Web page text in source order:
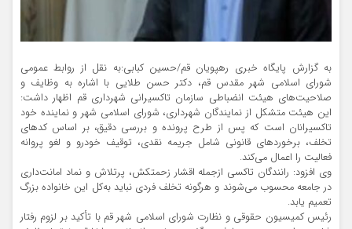
به گزارش پایگاه خبری رهپویان قم/حسین کبابی:به نقل از روابط عمومی
شورای اسلامی شهر مقدس قم، دکتر حسن طلایی با اشاره به وظایف و
صلاحیت‌های هیئت انضباطی سازمان تاکسیرانی شهرداری قم اظهار داشت:
این هیئت متشکل از نمایندگان شهرداری، شورای اسلامی شهر و نماینده خود
تاکسیرانان است که پس از طرح پرونده و بررسی دقیق، بر اساس کدهای
تخلف، برخوردهای قانونی شامل جریمه نقدی، توقیف خودرو و لغو پروانه
فعالیت را اعمال می‌کند.
وی افزود: رانندگان تاکسی ازجمله اقشار زحمتکش، پرتلاش و نماد امانت‌داری
در جامعه محسوب می‌شوند و هرگونه تخلف فردی نباید به‌کل این خانواده بزرگ
تعمیم یابد.
رئیس کمیسیون حقوقی و نظارت شورای اسلامی شهر قم با تأکید بر لزوم رفتار